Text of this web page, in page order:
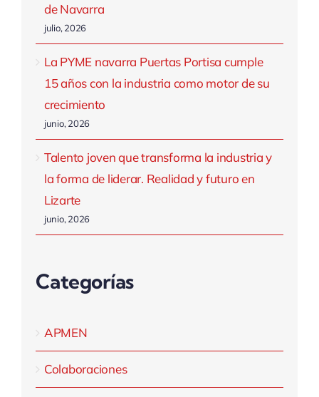
de Navarra
julio, 2026
La PYME navarra Puertas Portisa cumple
15 años con la industria como motor de su
crecimiento
junio, 2026
Talento joven que transforma la industria y
la forma de liderar. Realidad y futuro en
Lizarte
junio, 2026
Categorías
APMEN
Colaboraciones